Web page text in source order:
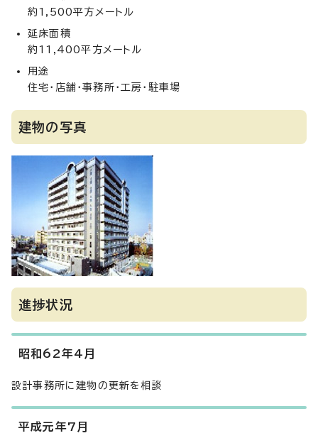
約1,500平方メートル
延床面積
約11,400平方メートル
用途
住宅・店舗・事務所・工房・駐車場
建物の写真
進捗状況
昭和62年4月
設計事務所に建物の更新を相談
平成元年7月